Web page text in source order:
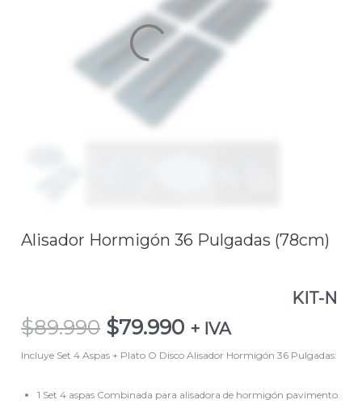
Alisador Hormigón 36 Pulgadas (78cm)
KIT-N
$89.990 $79.990 + IVA
Incluye Set 4 Aspas + Plato O Disco Alisador Hormigón 36 Pulgadas:
1 Set 4 aspas Combinada para alisadora de hormigón pavimento.
Hormigón